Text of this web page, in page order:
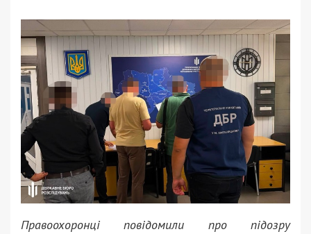
Правоохоронці повідомили про підозру